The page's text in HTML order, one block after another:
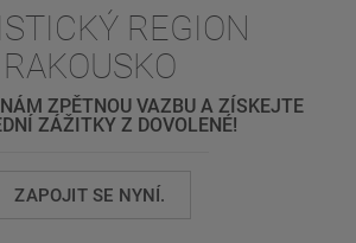
REGION
RAKOUSKO
ZPĚTNOU VAZBU A ZÍSKEJTE
ZÁŽITKY Z DOVOLENÉ!
ZAPOJIT SE NYNÍ.